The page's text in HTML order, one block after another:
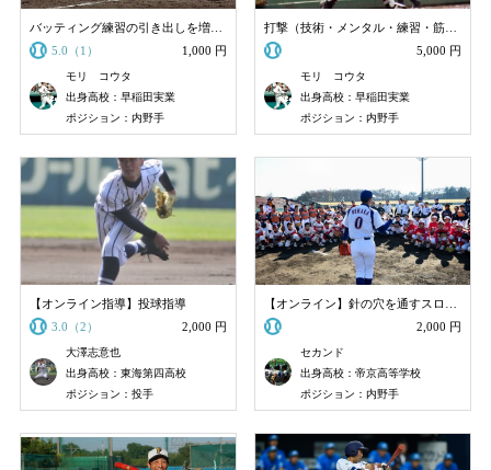
バッティング練習の引き出しを増やしたい時に購入する
5.0（1）
1,000 円
モリ コウタ
出身高校：早稲田実業
ポジション：内野手
5,000 円
モリ コウタ
出身高校：早稲田実業
ポジション：内野手
【オンライン指導】投球指導
3.0（2）
2,000 円
大澤志意也
出身高校：東海第四高校
ポジション：投手
2,000 円
セカンド
出身高校：帝京高等学校
ポジション：内野手